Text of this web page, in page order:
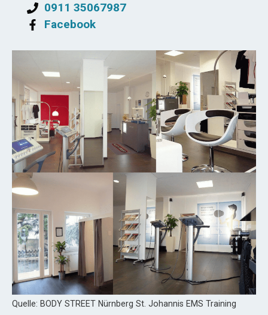
0911 35067987
Facebook
Quelle: BODY STREET Nürnberg St. Johannis EMS Training